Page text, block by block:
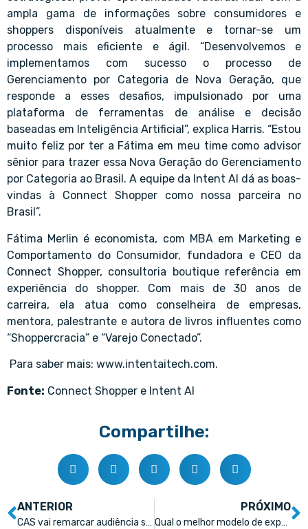
ampla gama de informações sobre consumidores e
shoppers disponíveis atualmente e tornar-se um
processo mais eficiente e ágil. “Desenvolvemos e
implementamos com sucesso o processo de
Gerenciamento por Categoria de Nova Geração, que
responde a esses desafios, impulsionado por uma
plataforma de ferramentas de análise e decisão
baseadas em Inteligência Artificial”, explica Harris. “Estou
muito feliz por ter a Fátima em meu time como advisor
sênior para trazer essa Nova Geração do Gerenciamento
por Categoria ao Brasil. A equipe da Intent AI dá as boas-
vindas à Connect Shopper como nossa parceira no
Brasil”.
Fátima Merlin é economista, com MBA em Marketing e
Comportamento do Consumidor, fundadora e CEO da
Connect Shopper, consultoria boutique referência em
experiência do shopper. Com mais de 30 anos de
carreira, ela atua como conselheira de empresas,
mentora, palestrante e autora de livros influentes como
“Shoppercracia” e “Varejo Conectado”.
Para saber mais: www.intentaitech.com.
Fonte: Connect Shopper e Intent AI
Compartilhe:
ANTERIOR
CAS vai remarcar audiência sobre venda de medicamentos em supermercados
PRÓXIMO
Qual o melhor modelo de expansão para uma farmácia?